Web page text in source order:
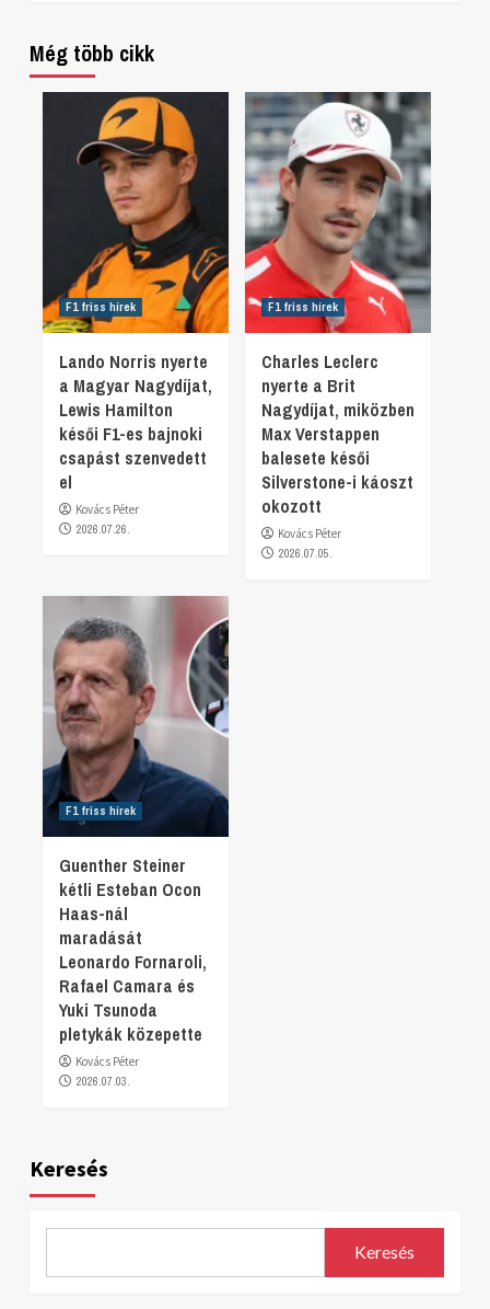
Még több cikk
F1 friss hírek
Lando Norris nyerte
a Magyar Nagydíjat,
Lewis Hamilton
késői F1-es bajnoki
csapást szenvedett
el
Kovács Péter
2026.07.26.
F1 friss hírek
Charles Leclerc
nyerte a Brit
Nagydíjat, miközben
Max Verstappen
balesete késői
Silverstone-i káoszt
okozott
Kovács Péter
2026.07.05.
F1 friss hírek
Guenther Steiner
kétli Esteban Ocon
Haas-nál
maradását
Leonardo Fornaroli,
Rafael Camara és
Yuki Tsunoda
pletykák közepette
Kovács Péter
2026.07.03.
Keresés
Keresés